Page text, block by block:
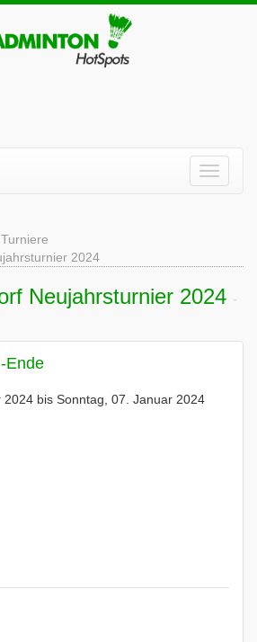
Turniere
2024
Neujahrsturnier 2024 -
Ende
bis Sonntag, 07. Januar 2024